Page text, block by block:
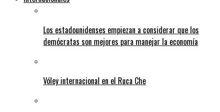
Los estadounidenses empiezan a considerar que los
demócratas son mejores para manejar la economía
Vóley internacional en el Ruca Che